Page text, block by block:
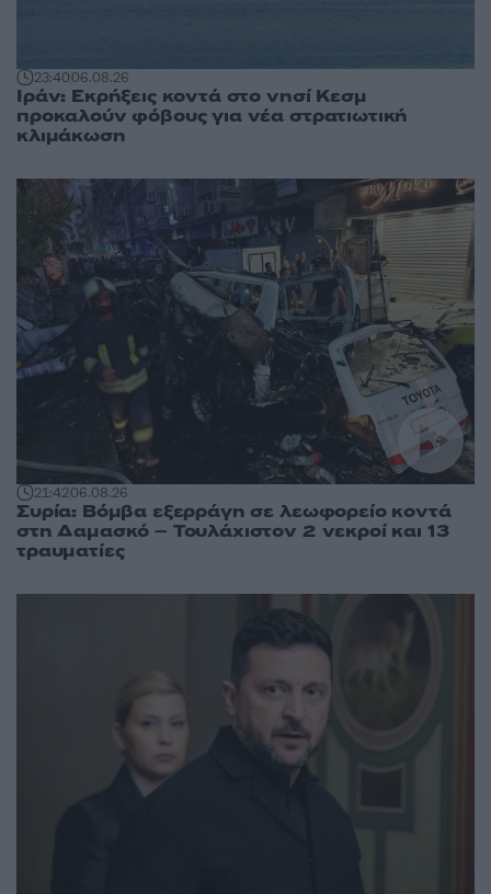
23:4006.08.26
Ιράν: Εκρήξεις κοντά στο νησί Κεσμ
προκαλούν φόβους για νέα στρατιωτική
κλιμάκωση
21:4206.08.26
Συρία: Βόμβα εξερράγη σε λεωφορείο κοντά
στη Δαμασκό – Τουλάχιστον 2 νεκροί και 13
τραυματίες